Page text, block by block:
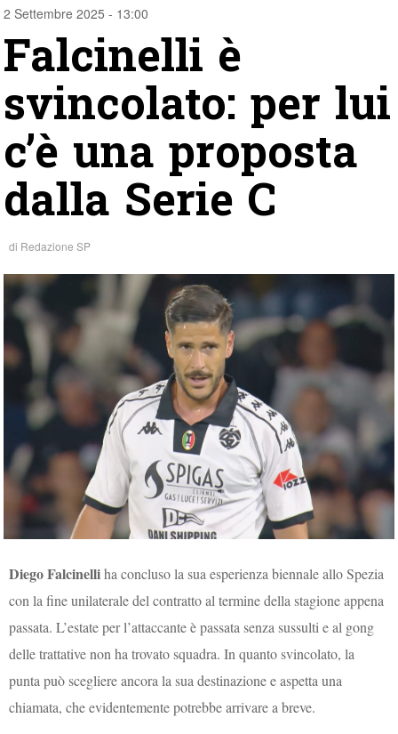
2 Settembre 2025 - 13:00
Falcinelli è
svincolato: per lui
c’è una proposta
dalla Serie C
di Redazione SP
Diego Falcinelliha concluso la sua esperienza biennale allo Spezia
con la fine unilaterale del contratto al termine della stagione appena
passata. L’estate per l’attaccante è passata senza sussulti e al gong
delle trattative non ha trovato squadra. In quanto svincolato, la
punta può scegliere ancora la sua destinazione e aspetta una
chiamata, che evidentemente potrebbe arrivare a breve.